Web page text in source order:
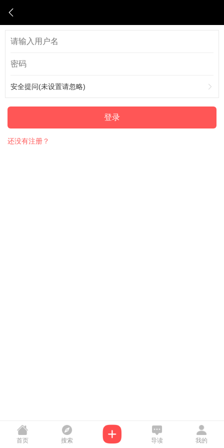
安全提问(未设置请忽略)
登录
还没有注册？
首页 搜索 导读 我的